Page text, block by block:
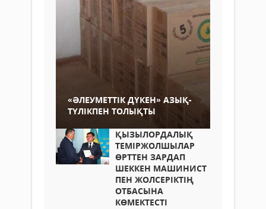
«ӘЛЕУМЕТТІК ДҮКЕН» АЗЫҚ-
ТҮЛІКПЕН ТОЛЫҚТЫ
ҚЫЗЫЛОРДАЛЫҚ
ТЕМІРЖОЛШЫЛАР
ӨРТТЕН ЗАРДАП
ШЕККЕН МАШИНИСТ
ПЕН ЖОЛСЕРІКТІҢ
ОТБАСЫНА
КӨМЕКТЕСТІ